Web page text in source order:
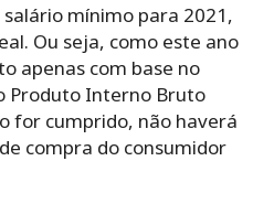
mínimo para 2021,
Ou seja, como este ano
apenas com base no
Produto Interno Bruto
for cumprido, não haverá
compra do consumidor